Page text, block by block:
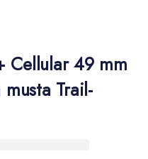
Cellular 49 mm
Trail-